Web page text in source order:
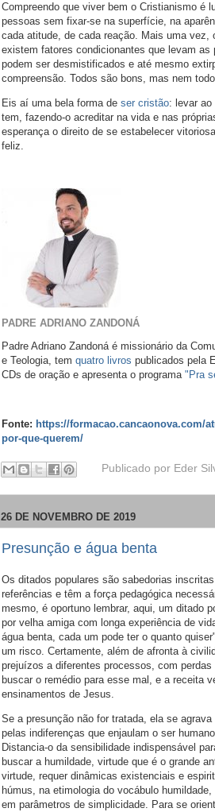
Compreendo que viver bem o Cristianismo é
pessoas sem fixar-se na superfície, na
cada atitude, de cada reação. Mais uma vez,
existem fatores condicionantes que levam
podem ser desmistificados e até mesmo
compreensão. Todos são bons, mas nem
Eis aí uma bela forma de ser cristão: levar
tem, fazendo-o acreditar na vida e nas
esperança o direito de se estabelecer
feliz.
PADRE ADRIANO ZANDONÁ
Padre Adriano Zandoná é missionário da
e Teologia, tem quatro livros publicados pela
CDs de oração e apresenta o programa "Pra
Fonte: https://formacao.cancaonova.com/
por-que-querem/
Publicado por Eder
26 DE NOVEMBRO DE 2019
Presunção e água benta
Os ditados populares são sabedorias
referências e têm a força pedagógica
mesmo, é oportuno lembrar, aqui, um ditado
por velha amiga com longa experiência de
água benta, cada um pode ter o quanto
um risco. Certamente, além de afronta à
prejuízos a diferentes processos, com
buscar o remédio para esse mal, e a receita
ensinamentos de Jesus.
Se a presunção não for tratada, ela se
pelas indiferenças que enjaulam o ser
Distancia-o da sensibilidade indispensável
buscar a humildade, virtude que é o grande
virtude, requer dinâmicas existenciais e
húmus, na etimologia do vocábulo
em parâmetros de simplicidade. Para se